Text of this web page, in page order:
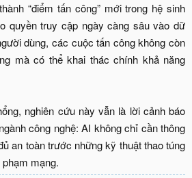
“điểm tấn công” mới trong hệ sinh
quyền truy cập ngày càng sâu vào dữ
dùng, các cuộc tấn công không còn
mà có thể khai thác chính khả năng
nghiên cứu này vẫn là lời cảnh báo
công nghệ: AI không chỉ cần thông
an toàn trước những kỹ thuật thao túng
mạng.​